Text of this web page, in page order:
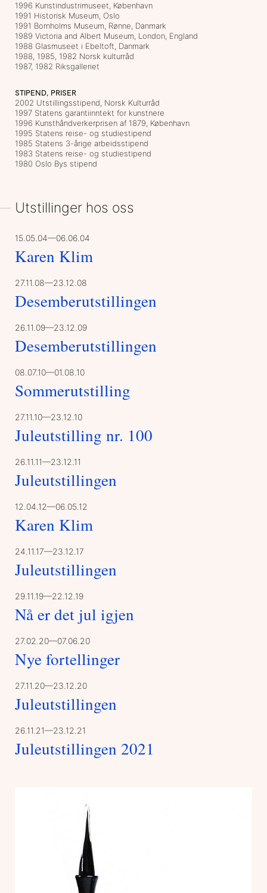
1996 Kunstindustrimuseet, København
1991 Historisk Museum, Oslo
1991 Bornholms Museum, Rønne, Danmark
1989 Victoria and Albert Museum, London, England
1988 Glasmuseet i Ebeltoft, Danmark
1988, 1985, 1982 Norsk kulturråd
1987, 1982 Riksgalleriet
STIPEND, PRISER
2002 Utstillingsstipend, Norsk Kulturråd
1997 Statens garantiinntekt for kunstnere
1996 Kunsthåndverkerprisen af 1879, København
1995 Statens reise- og studiestipend
1985 Statens 3-årige arbeidsstipend
1983 Statens reise- og studiestipend
1980 Oslo Bys stipend
Utstillinger hos oss
15.05.04—06.06.04
Karen Klim
27.11.08—23.12.08
Desemberutstillingen
26.11.09—23.12.09
Desemberutstillingen
08.07.10—01.08.10
Sommerutstilling
27.11.10—23.12.10
Juleutstilling nr. 100
26.11.11—23.12.11
Juleutstillingen
12.04.12—06.05.12
Karen Klim
24.11.17—23.12.17
Juleutstillingen
29.11.19—22.12.19
Nå er det jul igjen
27.02.20—07.06.20
Nye fortellinger
27.11.20—23.12.20
Juleutstillingen
26.11.21—23.12.21
Juleutstillingen 2021